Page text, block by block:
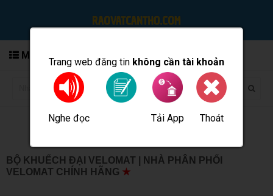
Trang web đăng tin không cần tài khoản
Nghe đọc Tải App Thoát
MENU
BỘ KHUẾCH ĐẠI VELOMAT | NHÀ PHÂN PHỐI
VELOMAT CHÍNH HÃNG ★